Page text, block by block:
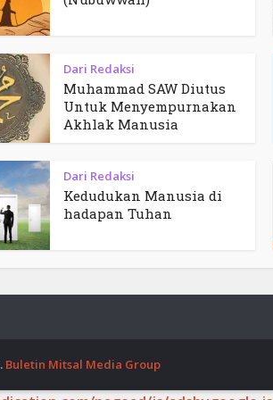
Dari Redaksi
Muhammad SAW Diutus
Untuk Menyempurnakan
Akhlak Manusia
Dari Redaksi
Kedudukan Manusia di
hadapan Tuhan
Buletin Mitsal Media Group